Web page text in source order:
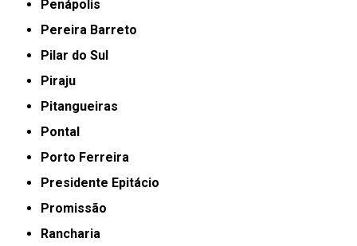
Penápolis
Pereira Barreto
Pilar do Sul
Piraju
Pitangueiras
Pontal
Porto Ferreira
Presidente Epitácio
Promissão
Rancharia